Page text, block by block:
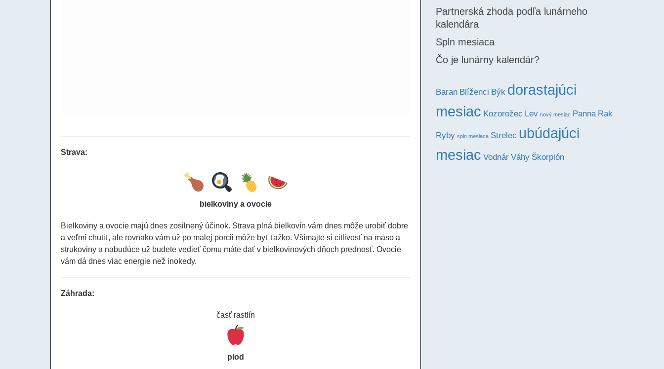
Strava:
bielkoviny a ovocie
Bielkoviny a ovocie majú dnes zosilnený účinok. Strava plná bielkovín vám dnes môže urobiť dobre
a veľmi chutiť, ale rovnako vám už po malej porcii môže byť ťažko. Všímajte si citlivosť na mäso a
strukoviny a nabudúce už budete vedieť čomu máte dať v bielkovinových dňoch prednosť. Ovocie
vám dá dnes viac energie než inokedy.
Záhrada:
časť rastlín
plod
Partnerská zhoda podľa lunárneho
kalendára
Spln mesiaca
Čo je lunárny kalendár?
Baran Blíženci Býk dorastajúci
mesiac Kozorožec Lev nový mesiac Panna Rak
Ryby spln mesiaca Strelec ubúdajúci
mesiac Vodnár Váhy Škorpión